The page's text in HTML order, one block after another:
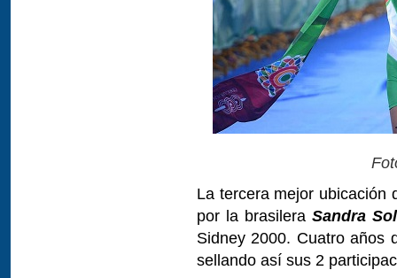
La tercera mejor ubicación
por la brasilera Sandra
Sidney 2000. Cuatro años
sellando así sus 2